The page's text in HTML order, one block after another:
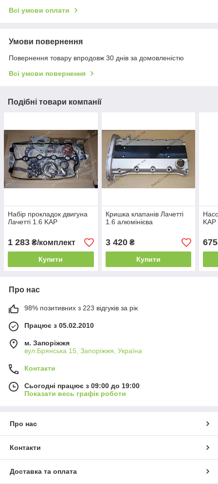
Всі умови оплати
Умови повернення
Повернення товару впродовж 30 днів за домовленістю
Всі умови повернення
Подібні товари компанії
Набір прокладок двигуна
Лачетті 1.6 KAP
1 283 ₴/комплект
Купити
Кришка клапанів Лачетті
1.6 алюмінієва
3 420₴
Купити
KAP
675
Про нас
98% позитивних з 223 відгуків за рік
Працює з 05.02.2010
м. Запоріжжя
вул.Брянська 15, Запоріжжя, Україна
Контакти
Сьогодні працює з 09:00 до 19:00
Показати весь графік роботи
Про нас
Контакти
Доставка та оплата